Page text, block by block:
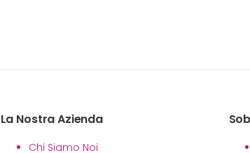
La Nostra Azienda
Chi Siamo Noi